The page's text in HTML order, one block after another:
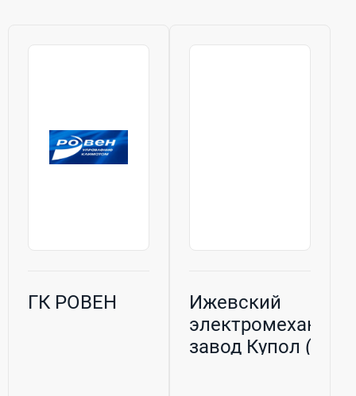
ГК РОВЕН
Ижевский
завод Купол